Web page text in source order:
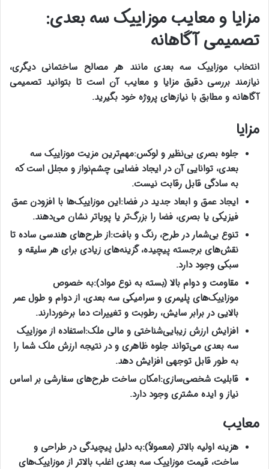
مزایا و معایب موزاییک سه بعدی:
تصمیمی آگاهانه
انتخاب موزاییک سه بعدی مانند هر مصالح ساختمانی دیگری،
نیازمند بررسی دقیق مزایا و معایب آن است تا بتوانید تصمیمی
آگاهانه و مطابق با نیازهای پروژه خود بگیرید.
مزایا
جلوه بصری بی‌نظیر و لوکس:مهم‌ترین مزیت موزاییک سه
بعدی، توانایی آن در ایجاد فضایی چشم‌نواز و مجلل است که
به سادگی قابل رقابت نیست.
ایجاد عمق و ابعاد جدید در فضا:این موزاییک‌ها با افزودن عمق
فیزیکی یا بصری، فضا را بزرگ‌تر یا پویاتر نشان می‌دهند.
تنوع بی‌شمار در طرح، رنگ و بافت:از طرح‌های هندسی ساده تا
نقش‌های برجسته پیچیده، گزینه‌های زیادی برای هر سلیقه و
سبکی وجود دارد.
مقاومت و دوام بالا (بسته به نوع مواد):به خصوص
موزاییک‌های پلیمری و سرامیکی سه بعدی، از دوام و طول عمر
بالایی در برابر سایش، رطوبت و تغییرات دما برخوردارند.
افزایش ارزش زیبایی‌شناختی و مالی ملک:استفاده از موزاییک
سه بعدی می‌تواند جلوه ظاهری و در نتیجه ارزش ملک شما را
به طور قابل توجهی افزایش دهد.
قابلیت شخصی‌سازی:امکان ساخت طرح‌های سفارشی بر اساس
نیاز و ایده مشتری وجود دارد.
معایب
هزینه اولیه بالاتر (معمولاً):به دلیل پیچیدگی در طراحی و
ساخت، قیمت موزاییک سه بعدی اغلب بالاتر از موزاییک‌های